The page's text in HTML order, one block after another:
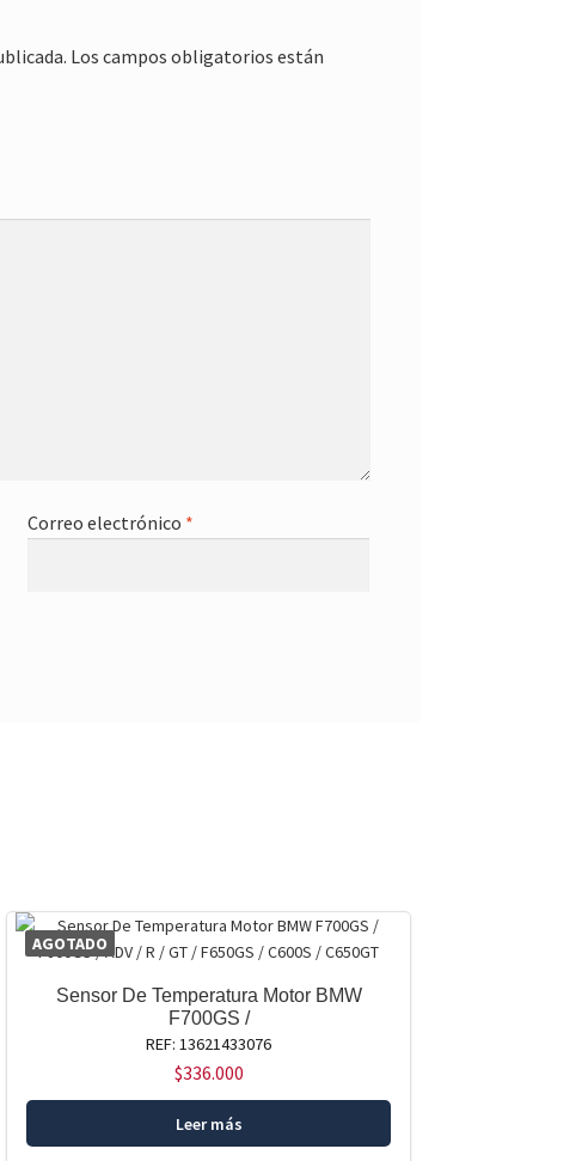
Los campos obligatorios están
Correo electrónico *
AGOTADO
Sensor De Temperatura Motor BMW
F700GS /
REF: 13621433076
$336.000
Leer más